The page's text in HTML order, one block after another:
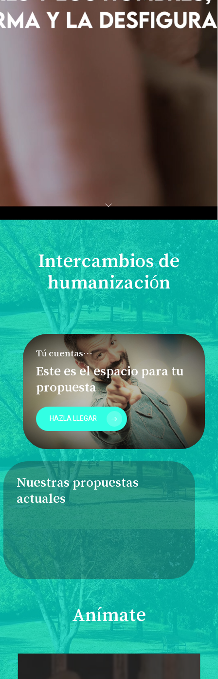
Intercambios de
humanización
Tú cuentas…
Este es el espacio para tu
propuesta
HAZLA LLEGAR
Nuestras propuestas
actuales
Anímate